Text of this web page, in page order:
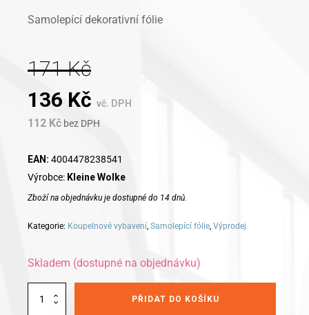
Samolepící dekorativní fólie
171Kč
Original
price
was:
171 Kč.
136 Kč Current
price
is:
136 Kč.
vč. DPH
112 Kč bez DPH
EAN: 4004478238541
Výrobce: Kleine Wolke
Zboží na objednávku je dostupné do 14 dnů.
Kategorie: Koupelnové vybavení, Samolepící fólie, Výprodej
Skladem (dostupné na objednávku)
Kleine
PŘIDAT DO KOŠÍKU